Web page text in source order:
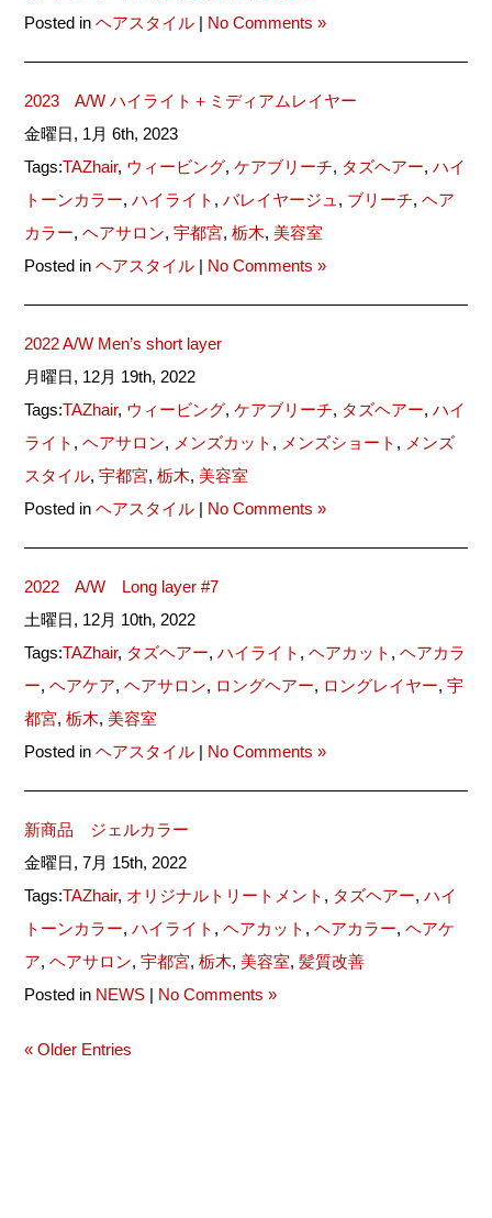
Posted inヘアスタイル | No Comments »
2023 A/W ハイライト＋ミディアムレイヤー
金曜日, 1月 6th, 2023
Tags:TAZhair, ウィービング,ケアブリーチ, タズヘアー,ハイ
トーンカラー,ハイライト ,バレイヤージュ , ブリーチ,ヘア
カラー,ヘアサロン,宇都宮,栃木, 美容室
Posted inヘアスタイル | No Comments »
2022 A/W Men’s short layer
月曜日, 12月 19th, 2022
Tags:TAZhair, ウィービング,ケアブリーチ, タズヘアー,ハイ
ライト ,ヘアサロン, メンズカット , メンズショート , メンズ
スタイル,宇都宮,栃木, 美容室
Posted inヘアスタイル | No Comments »
2022 A/W Long layer #7
土曜日, 12月 10th, 2022
Tags:TAZhair, タズヘアー,ハイライト ,ヘアカット ,ヘアカラ
ー,ヘアケア,ヘアサロン, ロングヘアー, ロングレイヤー,宇
都宮,栃木, 美容室
Posted inヘアスタイル | No Comments »
新商品 ジェルカラー
金曜日, 7月 15th, 2022
Tags:TAZhair, オリジナルトリートメント , タズヘアー,ハイ
トーンカラー,ハイライト ,ヘアカット ,ヘアカラー,ヘアケ
ア,ヘアサロン,宇都宮,栃木, 美容室,髪質改善
Posted in NEWS | No Comments »
« Older Entries